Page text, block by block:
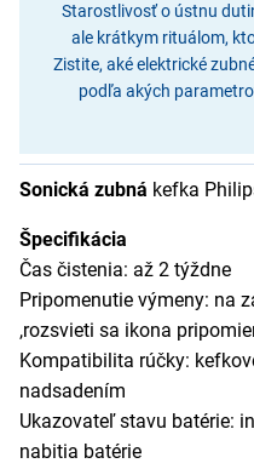
Starostlivosť o ústnu
ale krátkym rituálom,
Zistite, aké elektrické
podľa akých
Sonická zubná kefka
Špecifikácia
Čas čistenia: až 2 týždne
Pripomenutie výmeny: na
,rozsvieti sa ikona
Kompatibilita rúčky:
nadsadením
Ukazovateľ stavu batérie:
nabitia batérie